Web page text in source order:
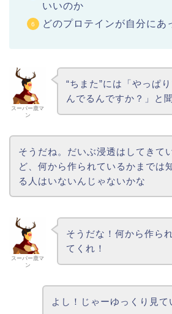
いいのか
どのプロテインが自分にあ
スーパー鹿マ
ン
“ちまた”には「やっぱ
んでるんですか？」と
そうだね。だいぶ浸透はしてきて
ど、何から作られているかまでは
る人はいないんじゃないかな
スーパー鹿マ
ン
そうだな！何から作ら
てくれ！
よし！じゃーゆっくり見て